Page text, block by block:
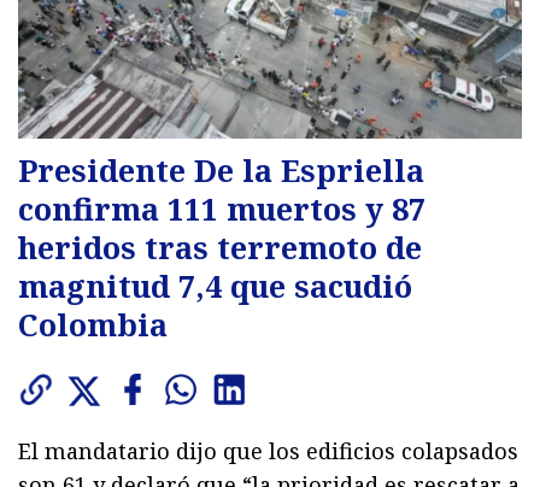
Presidente De la Espriella
confirma 111 muertos y 87
heridos tras terremoto de
magnitud 7,4 que sacudió
Colombia
El mandatario dijo que los edificios colapsados